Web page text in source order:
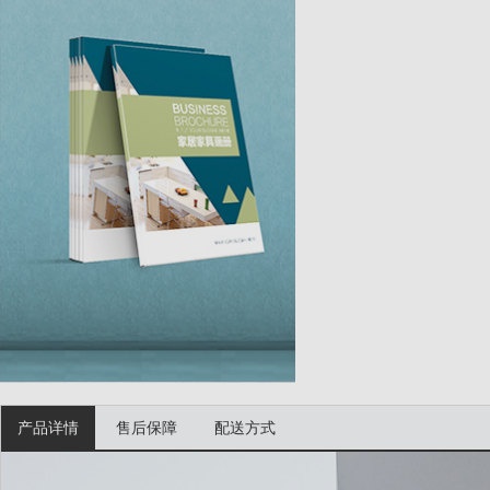
产品详情 售后保障 配送方式